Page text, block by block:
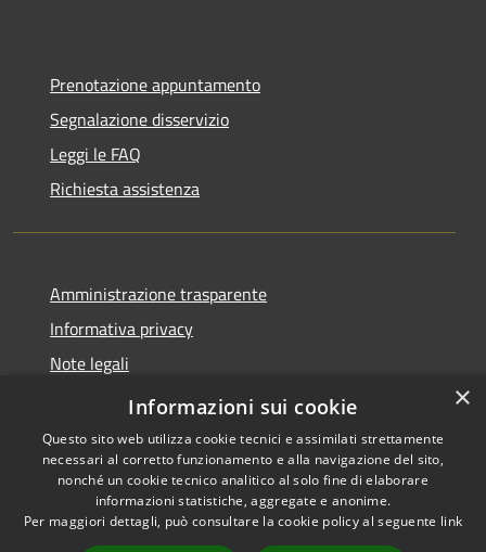
Prenotazione appuntamento
Segnalazione disservizio
Leggi le FAQ
Richiesta assistenza
Amministrazione trasparente
Informativa privacy
Note legali
Dichiarazione di accessibilità
Accessibilità
Copyright © 2026 • Comune di
Paternò • Powered by
×
Informazioni sui cookie
Questo sito web utilizza cookie tecnici e assimilati strettamente
necessari al corretto funzionamento e alla navigazione del sito,
nonché un cookie tecnico analitico al solo fine di elaborare
informazioni statistiche, aggregate e anonime.
Per maggiori dettagli, può consultare la cookie policy al seguente link